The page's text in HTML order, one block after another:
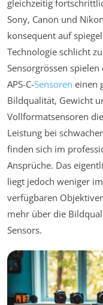
gleichzeitig
Sony, Canon und
konsequent auf
Technologie schlicht
Sensorgrössen
APS-C-Sensoren einen
Bildqualität, Gewicht
Vollformatsensoren
Leistung bei
finden sich im
Ansprüche. Das
liegt jedoch weniger
verfügbaren
mehr über die
Sensors.